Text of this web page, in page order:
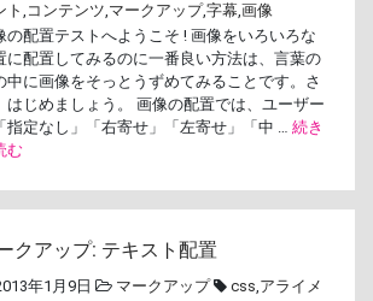
ト , コンテンツ,マークアップ,字幕,画像
の配置テストへようこそ ! 画像をいろいろな
に配置してみるのに一番良い方法は、言葉の
中に画像をそっとうずめてみることです。さ
はじめましょう。 画像の配置では、ユーザー
指定なし」「右寄せ」「左寄せ」「中 … 続き
む
クアップ: テキスト配置
年1月9日 マークアップ css,アライメ